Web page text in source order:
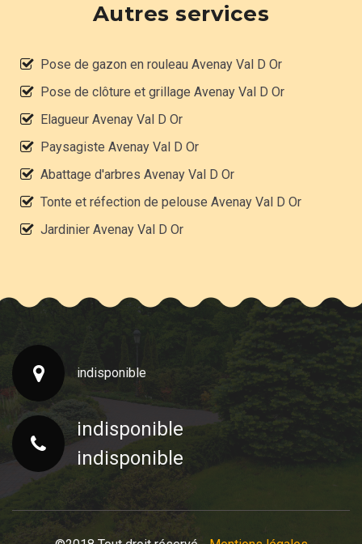
Autres services
Pose de gazon en rouleau Avenay Val D Or
Pose de clôture et grillage Avenay Val D Or
Elagueur Avenay Val D Or
Paysagiste Avenay Val D Or
Abattage d'arbres Avenay Val D Or
Tonte et réfection de pelouse Avenay Val D Or
Jardinier Avenay Val D Or
indisponible
indisponible
indisponible